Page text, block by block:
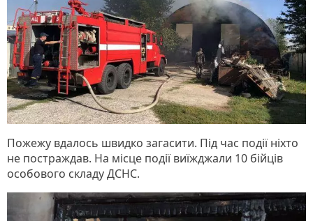
Пожежу вдалось швидко загасити. Під час події ніхто
не постраждав. На місце події виїжджали 10 бійців
особового складу ДСНС.